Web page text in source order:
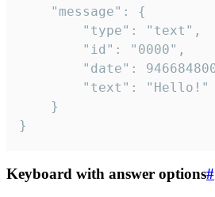
}
Keyboard with answer options#